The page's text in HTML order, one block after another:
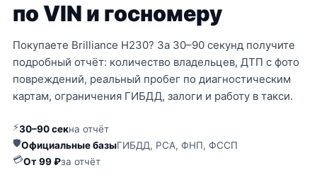
по VIN и госномеру
Покупаете Brilliance H230? За 30–90 секунд получите
подробный отчёт: количество владельцев, ДТП с фото
повреждений, реальный пробег по диагностическим
картам, ограничения ГИБДД, залоги и работу в такси.
⚡30–90 секна отчёт
🛡Официальные базыГИБДД, РСА, ФНП, ФССП
💳От 99 ₽за отчёт